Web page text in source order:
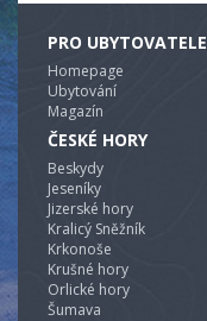
PRO UBYTOVATELE
Homepage
Ubytování
Magazín
ČESKÉ HORY
Beskydy
Jeseníky
Jizerské hory
Kralicý Sněžník
Krkonoše
Krušné hory
Orlické hory
Šumava